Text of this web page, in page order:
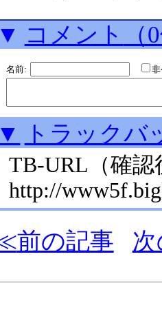
▼ コメント （
名前:
▼ トラックバ
TB-URL （確
http://
前の記事